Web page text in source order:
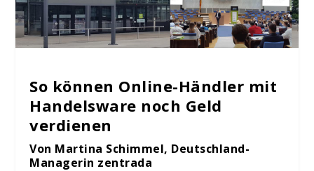
So können Online-Händler mit
Handelsware noch Geld
verdienen
Von Martina Schimmel, Deutschland-
Managerin zentrada